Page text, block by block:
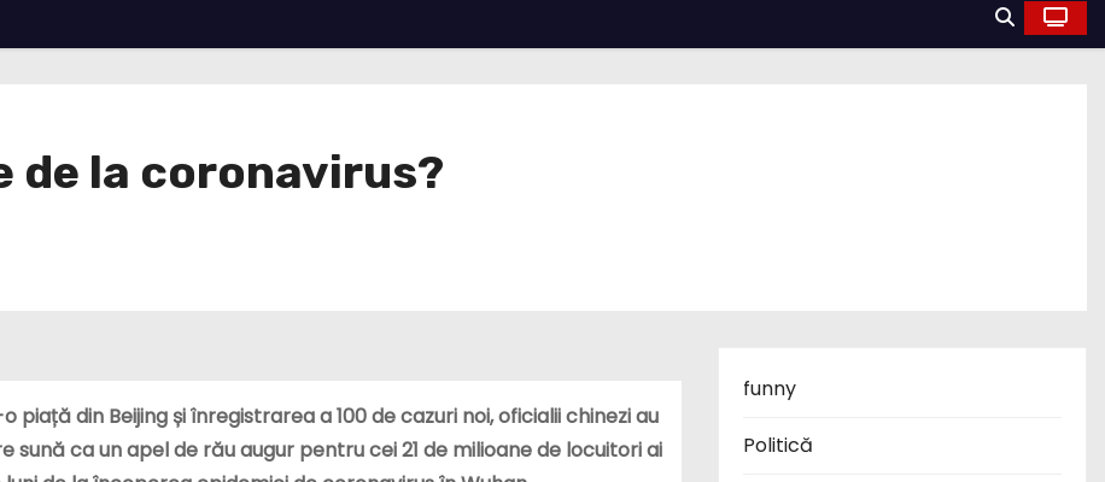
de la coronavirus?
din Beijing și înregistrarea a 100 de cazuri noi, oficialii chinezi au
ca un apel de rău augur pentru cei 21 de milioane de locuitori ai
funny
Politică